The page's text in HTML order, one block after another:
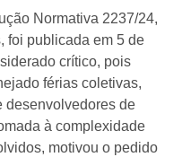
Normativa 2237/24,
foi publicada em 5 de
crítico, pois
férias coletivas,
desenvolvedores de
à complexidade
motivou o pedido